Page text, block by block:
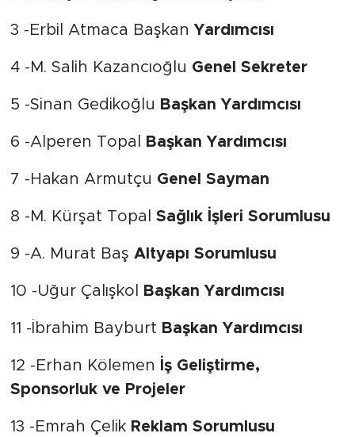
3 -Erbil Atmaca Başkan Yardımcısı
4 -M. Salih Kazancıoğlu Genel Sekreter
5 -Sinan Gedikoğlu Başkan Yardımcısı
6 -Alperen Topal Başkan Yardımcısı
7 -Hakan Armutçu Genel Sayman
8 -M. Kürşat Topal Sağlık İşleri Sorumlusu
9 -A. Murat Baş Altyapı Sorumlusu
10 -Uğur Çalışkol Başkan Yardımcısı
11 -İbrahim Bayburt Başkan Yardımcısı
12 -Erhan Kölemen
İş Geliştirme,
Sponsorluk ve Projeler
13 -Emrah Çelik Reklam Sorumlusu